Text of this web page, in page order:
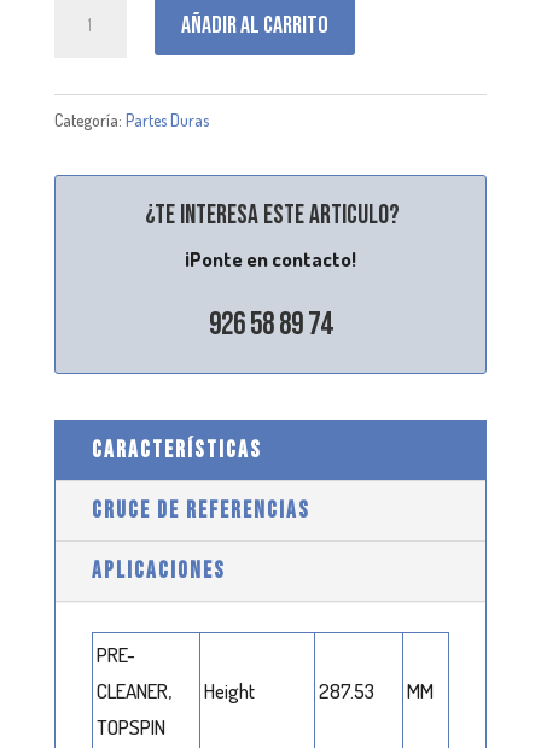
Añadir al carrito
Categoría: Partes Duras
¿Te interesa este articulo?
¡Ponte en contacto!
926 58 89 74
CARACTERÍSTICAS
CRUCE DE REFERENCIAS
APLICACIONES
PRE-
CLEANER,
TOPSPIN
Height 287.53 MM